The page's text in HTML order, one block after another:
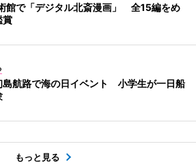
館で「デジタル北斎漫画」 全15編をめ
賞
島航路で海の日イベント 小学生が一日船
もっと見る